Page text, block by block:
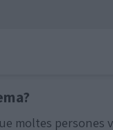
moltes persones